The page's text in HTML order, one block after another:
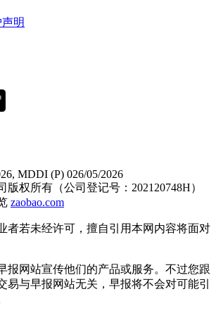
明
MDDI (P) 026/05/2026
版权所有（公司登记号：202120748H）
zaobao.com
者若未经许可，擅自引用本网内容将面对
报网站宣传他们的产品或服务。不过您跟
易与早报网站无关，早报将不会对可能引